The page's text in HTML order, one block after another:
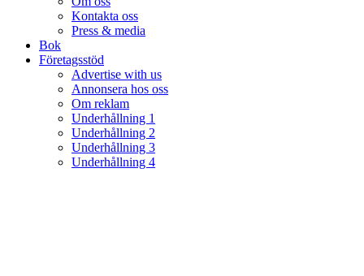
Kontakta oss
Press & media
Bok
Företagsstöd
Advertise with us
Annonsera hos oss
Om reklam
Underhållning 1
Underhållning 2
Underhållning 3
Underhållning 4